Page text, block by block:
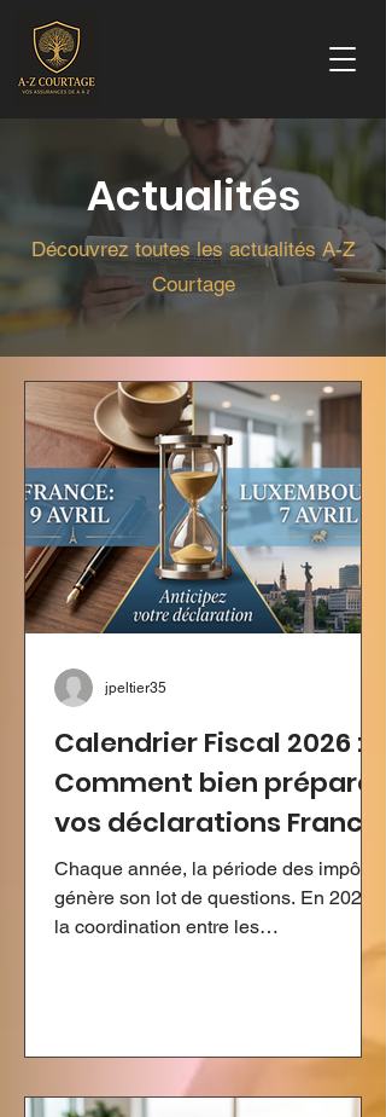
Actualités
Découvrez toutes les actualités A-Z
Courtage
Calendrier Fiscal 2026 :
Comment bien préparer
vos déclarations France
et Luxembourg ?
Chaque année, la période des impôts
génère son lot de questions. En 2026,
la coordination entre les
campagne française débutera le 9 avril
, soit deux jours après celle du
jpeltier35